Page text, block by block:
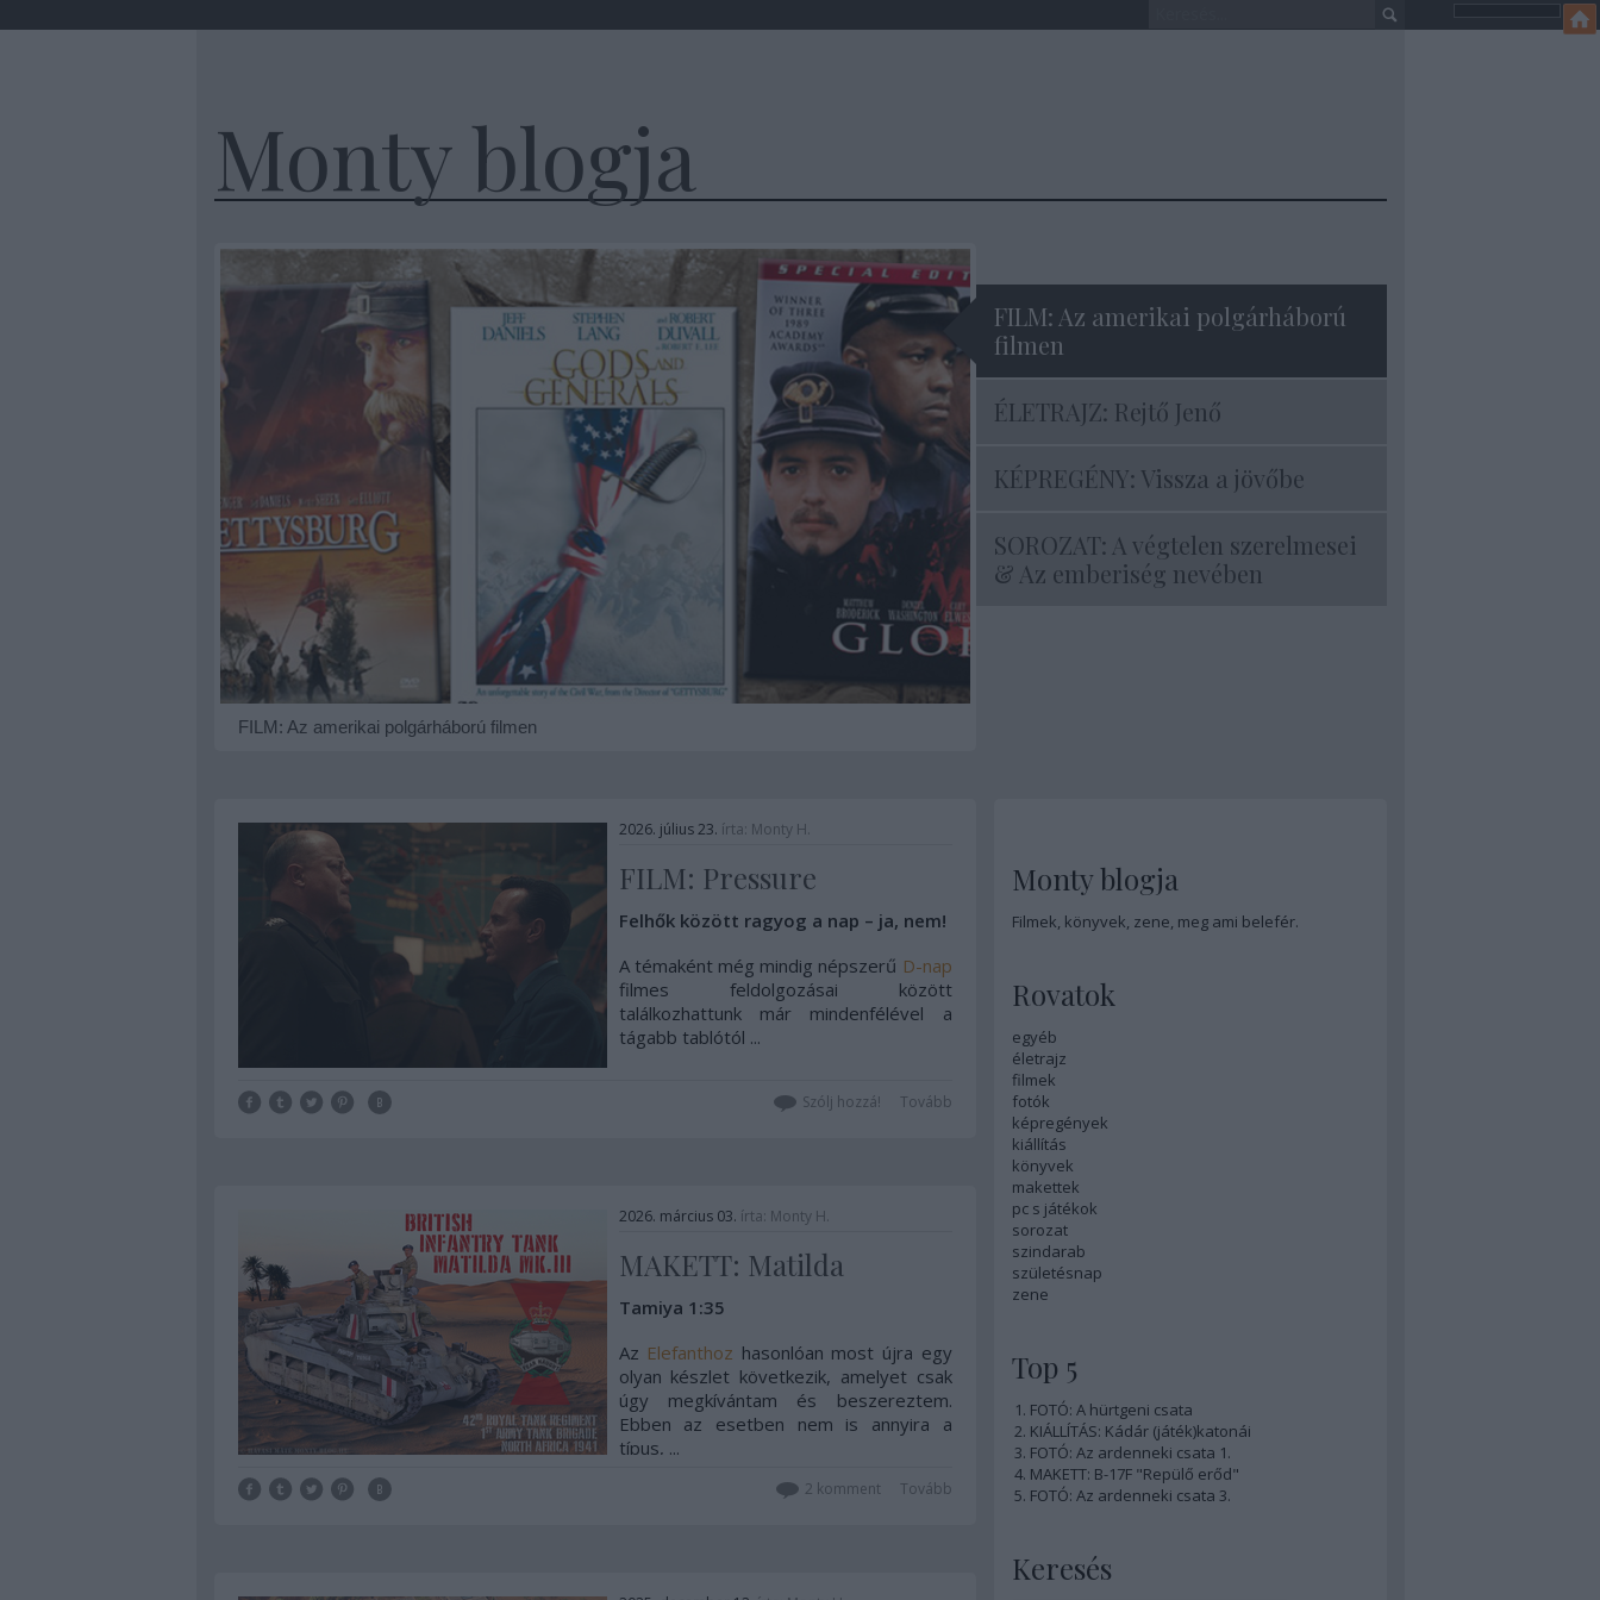
Monty blogja
ÉLETRAJZ: Rejtő Jenő
FILM: Az amerikai polgárháború
filmen
ÉLETRAJZ: Rejtő Jenő
KÉPREGÉNY: Vissza a jövőbe
SOROZAT: A végtelen szerelmesei
& Az emberiség nevében
2026. július 23. írta: Monty H.
FILM: Pressure
Felhők között ragyog a nap – ja, nem!
A témaként még mindig népszerű D-nap
filmes feldolgozásai között
találkozhattunk már mindenfélével a
tágabb tablótól ...
Tovább
Szólj hozzá!
2026. március 03. írta: Monty H.
MAKETT: Matilda
Tamiya 1:35
Az Elefanthoz hasonlóan most újra egy
olyan készlet következik, amelyet csak
úgy megkívántam és beszereztem.
Ebben az esetben nem is annyira a
típus, ...
Tovább
2 komment
Monty blogja
Filmek, könyvek, zene, meg ami belefér.
Rovatok
egyéb
életrajz
filmek
fotók
képregények
kiállítás
könyvek
makettek
pc s játékok
sorozat
szindarab
születésnap
zene
Top 5
FOTÓ: A hürtgeni csata
KIÁLLÍTÁS: Kádár (játék)katonái
FOTÓ: Az ardenneki csata 1.
MAKETT: B-17F "Repülő erőd"
FOTÓ: Az ardenneki csata 3.
Keresés